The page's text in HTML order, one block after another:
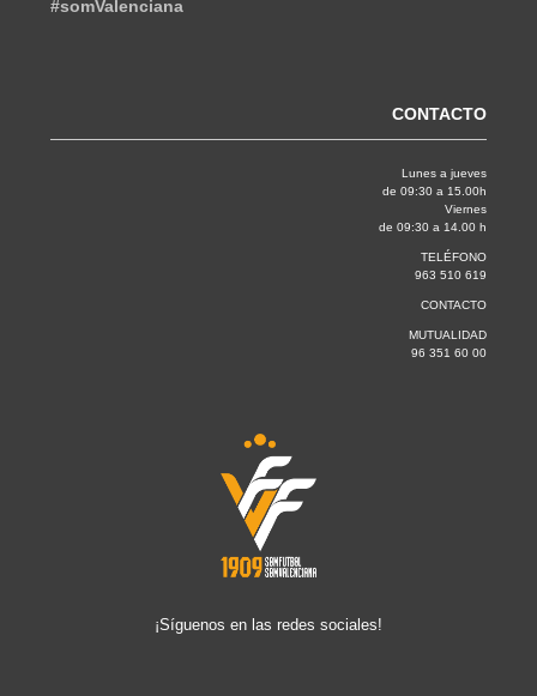
#somValenciana
CONTACTO
Lunes a jueves
de 09:30 a 15.00h
Viernes
de 09:30 a 14.00 h
TELÉFONO
963 510 619
CONTACTO
MUTUALIDAD
96 351 60 00
¡Síguenos en las redes sociales!